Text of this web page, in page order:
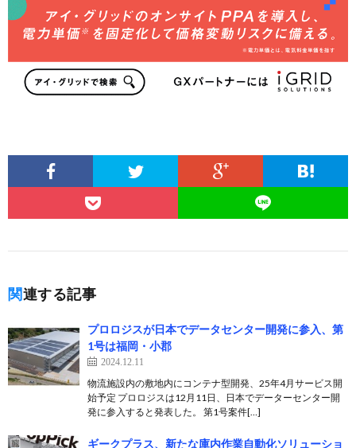
関連する記事
プロロジスが日本でデータセンター開発に参入、第
1号は福岡・小郡
2024.12.11
物流施設内の敷地内にコンテナ型開発、25年4月サービス開
始予定 プロロジスは12月11日、日本でデーターセンター開
発に参入すると発表した。 第1号案件[…]
ギークプラス、新たな庫内作業自動化ソリューショ